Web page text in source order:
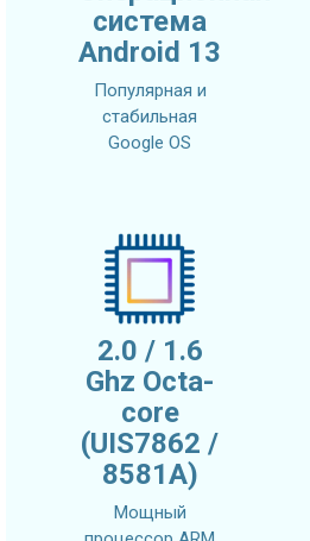
система
Android 13
Популярная и
стабильная
Google OS
2.0 / 1.6
Ghz Octa-
core
(UIS7862 /
8581A)
Мощный